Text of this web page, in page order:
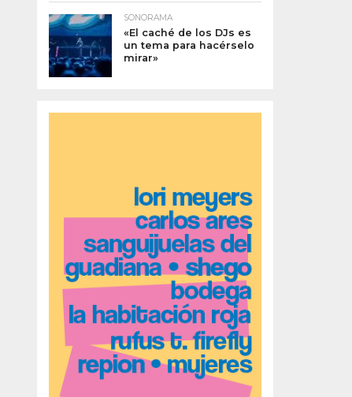
SONORAMA
«El caché de los DJs es
un tema para hacérselo
mirar»